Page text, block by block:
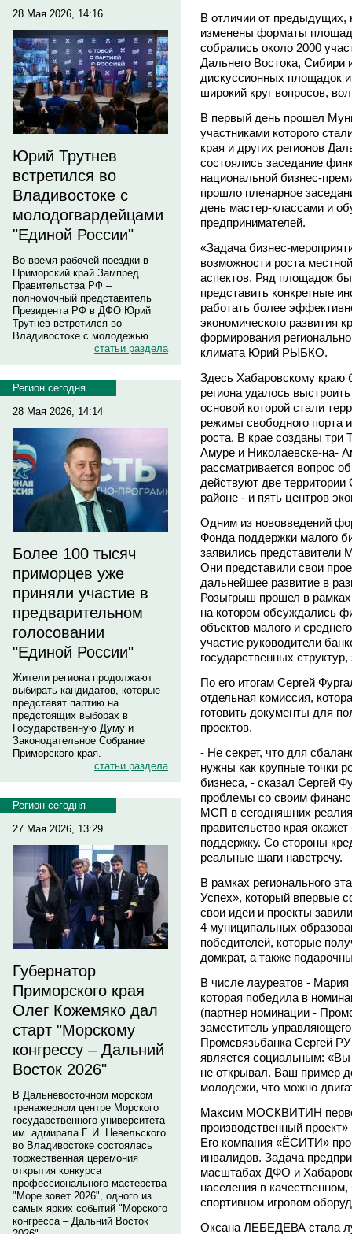
28 Мая 2026, 14:16
Юрий Трутнев
встретился во
Владивостоке с
молодогвардейцами
"Единой России"
Во время рабочей поездки в
Приморский край Зампред
Правительства РФ –
полномочный представитель
Президента РФ в ДФО Юрий
Трутнев встретился во
Владивостоке с молодежью.
статьи раздела
Регион сегодня
28 Мая 2026, 14:14
Более 100 тысяч
приморцев уже
приняли участие в
предварительном
голосовании
"Единой России"
Жители региона продолжают
выбирать кандидатов, которые
представят партию на
предстоящих выборах в
Государственную Думу и
Законодательное Собрание
Приморского края.
статьи раздела
Регион сегодня
27 Мая 2026, 13:29
Губернатор
Приморского края
Олег Кожемяко дал
старт "Морскому
конгрессу – Дальний
Восток 2026"
В Дальневосточном морском
тренажерном центре Морского
государственного университета
им. адмирала Г. И. Невельского
во Владивостоке состоялась
торжественная церемония
открытия конкурса
профессионального мастерства
"Море зовет 2026", одного из
самых ярких событий "Морского
конгресса – Дальний Восток
В отличии от предыдущих,
изменены форматы
собрались около 2000
Дальнего Востока,
дискуссионных площадок
широкий круг вопросов,
В первый день прошел
участниками которого
края и других регионов
состоялись заседание
национальной бизнес-
прошло пленарное
день мастер-классами и
предпринимателей.
«Задача бизнес-
возможности роста
аспектов. Ряд площадок
представить конкретные
работать более
экономического развития
формирования
климата Юрий РЫБКО.
Здесь Хабаровскому краю
региона удалось
основой которой стали
режимы свободного порта
роста. В крае созданы
Амуре и Николаевске-на-
рассматривается вопрос
действуют две
районе - и пять центров
Одним из нововведений
Фонда поддержки малого
заявились
Они представили свои
дальнейшее развитие в
Розыгрыш прошел в
на котором обсуждались
объектов малого и
участие руководители
государственных
По его итогам Сергей
отдельная комиссия,
готовить документы для
проектов.
- Не секрет, что для
нужны как крупные точки
бизнеса, - сказал Сергей
проблемы со своим
МСП в сегодняшних
правительство края
поддержку. Со стороны
реальные шаги навстречу.
В рамках регионального
Успех», который впервые
свои идеи и проекты
4 муниципальных
победителей, которые
домкрат, а также
В числе лауреатов -
которая победила в
(партнер номинации -
заместитель
Промсвязьбанка Сергей
является социальным: «Вы
не открывал. Ваш пример
молодежи, что можно
Максим МОСКВИТИН
производственный
Его компания «ЁСИТИ»
инвалидов. Задача
масштабах ДФО и
населения в
спортивном игровом
Оксана ЛЕБЕДЕВА стала